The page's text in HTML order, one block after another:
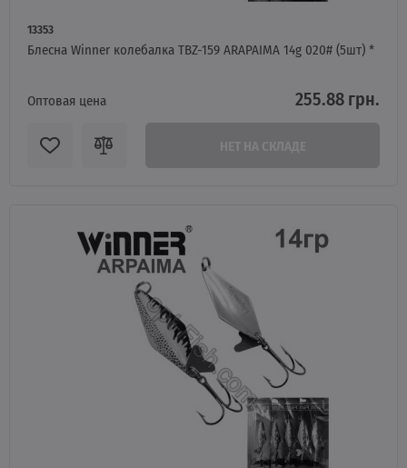
13353
Блесна Winner колебалка TBZ-159 ARAPAIMA 14g 020# (5шт) *
Оптовая цена 255.88 грн.